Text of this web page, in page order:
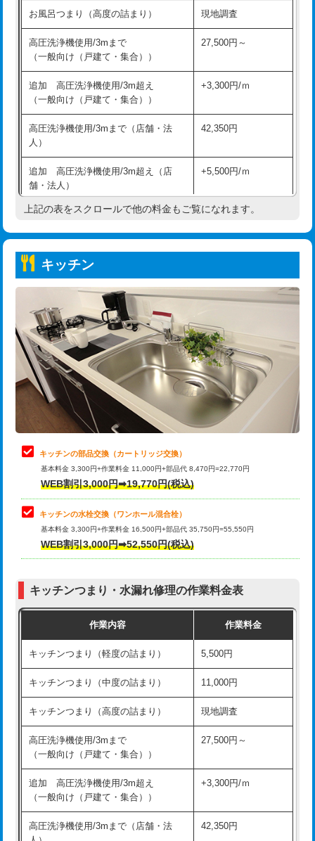
式・ワンホール）)
交換・取付(排水栓・排水トラップ
（P/S/ポップアップ））
22,000円+材料費
交換・取付（その他部品） 11,000円+材料費
持込商品取付（単水栓） 13,200円
持込商品取付（混合水栓）
持込商品取付（浄水器・分岐水栓） 16,500円
持込商品取付（温水洗浄便座） 22,000円
持込商品取付（普通便座⇔温水洗浄便
22,000円
給水管工事※（ホール加工)
給水管工事※（バンド止め) 3,300円
給水管工事※（支持金具設置) 5,500円
給水管工事※（保温材使用（バンド止
め込み）)
5,500円
給水管工事※（土の掘削・埋め戻し作
11,000円
給水管工事※（塩ビ管（VP・HI）使
用/3ｍまで)
給水管工事※（塩ビ管（VP・HI）使
用（追加）/3ｍ超え)
給水管工事※（ライニング鋼管・銅
管・ポリ管・HT管使用/3ｍまで)
44,000円
管・ポリ管・HT管使用/3ｍ超え)
排水管工事（土の掘削・埋め戻し作
11,000円~
排水管工事（排水管工事/3ｍまで） 55,000円
排水管工事（追加 排水管工事/3ｍ超
+11,000円
マス交換（深さ50㎝未満）
マス交換（深さ50㎝以上） 66,000円
コンクリート斫り（厚さ10㎝まで）
お風呂つまり（高度の詰まり） 現地調査
高圧洗浄機使用/3mまで
（一般向け（戸建て・集合））
27,500円～
追加 高圧洗浄機使用/3m超え
（一般向け（戸建て・集合））
+3,300円/ｍ
高圧洗浄機使用/3mまで（店舗・法
人）
42,350円
追加 高圧洗浄機使用/3m超え（店
舗・法人）
+5,500円/ｍ
高度高圧洗浄換 現地調査
トーラー機使用/3mまで
追加トーラー機使用/3m超え +3,300円
カメラ調査 33,000円
桝清掃 8,800円
止水・漏水調査・防水処理・清掃・修
理・調整・分解・加工など（軽作業）
11,000円
止水・漏水調査・防水処理・清掃・修
理・調整・分解・加工など（中作業）
22,000円
止水・漏水調査・防水処理・清掃・修
理・調整・分解・加工など（重作業）
33,000円
お風呂タンク脱着
その他部品の脱着
式・ワンホール）)
交換・取付(排水栓・排水トラップ
22,000円+材料費
持込商品取付（単水栓）
持込商品取付（混合水栓） 16,500円
上記の表をスクロールで他の料金もご覧になれます。
キッチン
キッチンの部品交換（カートリッジ交換）
基本料金 3,300円+作業料金 11,000円+部品代 8,470円=22,770円
WEB割引3,000円➡19,770円(税込)
キッチンの水栓交換（ワンホール混合栓）
基本料金 3,300円+作業料金 16,500円+部品代 35,750円=55,550円
WEB割引3,000円➡52,550円(税込)
キッチンつまり・水漏れ修理の作業料金表
作業内容 作業料金
キッチンつまり（軽度の詰まり） 5,500円
キッチンつまり（中度の詰まり） 11,000円
キッチンつまり（高度の詰まり） 現地調査
高圧洗浄機使用/3mまで
（一般向け（戸建て・集合））
27,500円～
追加 高圧洗浄機使用/3m超え
（一般向け（戸建て・集合））
+3,300円/ｍ
高圧洗浄機使用/3mまで（店舗・法
42,350円